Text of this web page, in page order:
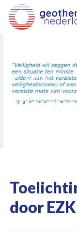
Actueel
Nieuws
door EZK